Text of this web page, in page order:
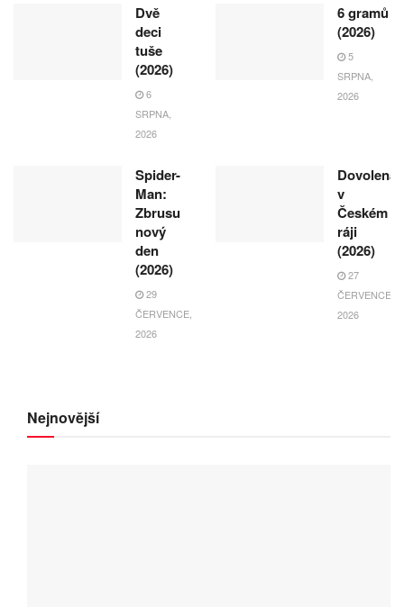
Dvě
deci
tuše
(2026)
6
SRPNA,
2026
6 gramů
(2026)
5
SRPNA,
2026
Spider-
Man:
Zbrusu
nový
den
(2026)
29
ČERVENCE,
2026
Dovolená
v
Českém
ráji
(2026)
27
ČERVENCE,
2026
Nejnovější